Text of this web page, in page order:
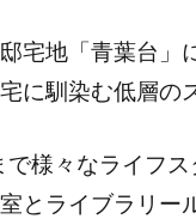
宅地「青葉台」
に馴染む低層の
様々なライフ
とライブラリー